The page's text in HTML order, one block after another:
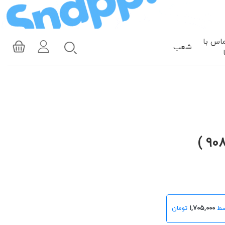
با
شعب
۱,۷۰۵,۰۰۰ تومان